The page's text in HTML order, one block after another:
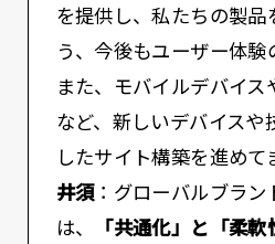
を提供し、私たちの製品
う、今後もユーザー体験
また、モバイルデバイス
など、新しいデバイスや
したサイト構築を進めて
井須：グローバルブラン
は、
「共通化」と「柔